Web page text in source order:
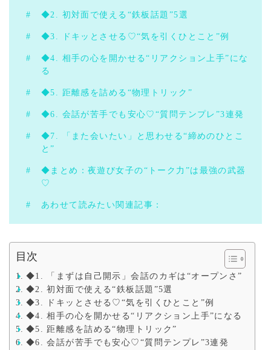
092-683-3495
◆2. 初対面で使える“鉄板話題”5選
◆3. ドキッとさせる♡“気を引くひとこと”例
◆4. 相手の心を開かせる“リアクション上手”にな
る
◆5. 距離感を詰める“物理トリック”
◆6. 会話が苦手でも安心♡“質問テンプレ”3連発
◆7. 「また会いたい」と思わせる“締めのひとこ
と”
◆まとめ：夜遊び女子の“トーク力”は最強の武器
♡
あわせて読みたい関連記事：
目次
◆1. 「まずは自己開示」会話のカギは“オープンさ”
◆2. 初対面で使える“鉄板話題”5選
◆3. ドキッとさせる♡“気を引くひとこと”例
◆4. 相手の心を開かせる“リアクション上手”になる
◆5. 距離感を詰める“物理トリック”
◆6. 会話が苦手でも安心♡“質問テンプレ”3連発